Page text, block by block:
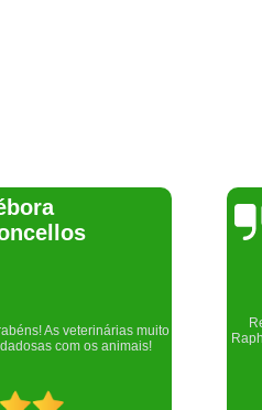
com a doutora
Adorei o lugar e a
Um